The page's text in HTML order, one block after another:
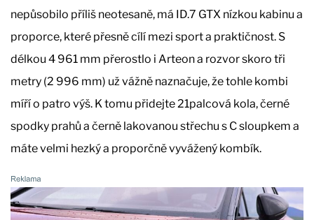
nepůsobilo příliš neotesaně, má ID.7 GTX nízkou kabinu a
proporce, které přesně cílí mezi sport a praktičnost. S
délkou 4 961 mm přerostlo i Arteon a rozvor skoro tři
metry (2 996 mm) už vážně naznačuje, že tohle kombi
míří o patro výš. K tomu přidejte 21palcová kola, černé
spodky prahů a černě lakovanou střechu s C sloupkem a
máte velmi hezký a proporčně vyvážený kombík.